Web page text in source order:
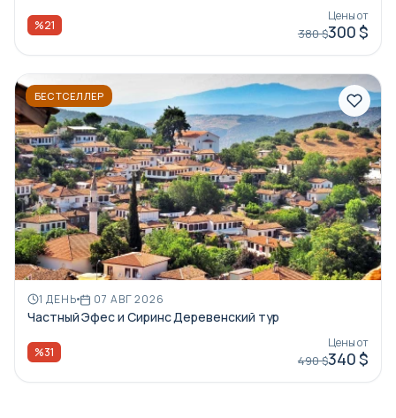
%21
Цены от
380 $300 $
БЕСТСЕЛЛЕР
1 ДЕНЬ 07 АВГ 2026
Частный Эфес и Сиринс Деревенский тур
%31
Цены от
490 $340 $